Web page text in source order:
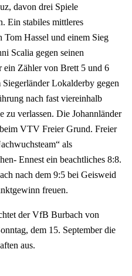
davon drei Spiele
Ein stabiles mittleres
Tom Hassel und einem Sieg
Scalia gegen seinen
ein Zähler von Brett 5 und 6
Lokalderby gegen
nach fast viereinhalb
zu verlassen. Die Johannländer
VTV Freier Grund. Freier
als
Ennest ein beachtliches 8:8.
nach dem 9:5 bei Geisweid
freuen.
der VfB Burbach von
dem 15. September die
aus.